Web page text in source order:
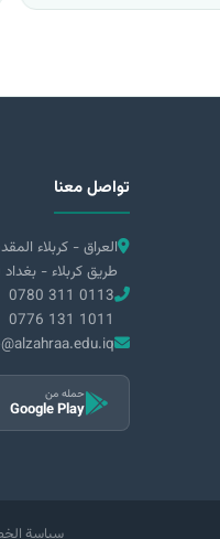
تواصل معنا
العراق - كربلاء
طريق كربلاء - بغداد
0780 311 0113
0776 131 1011
حمله من
Google Play
سياسة